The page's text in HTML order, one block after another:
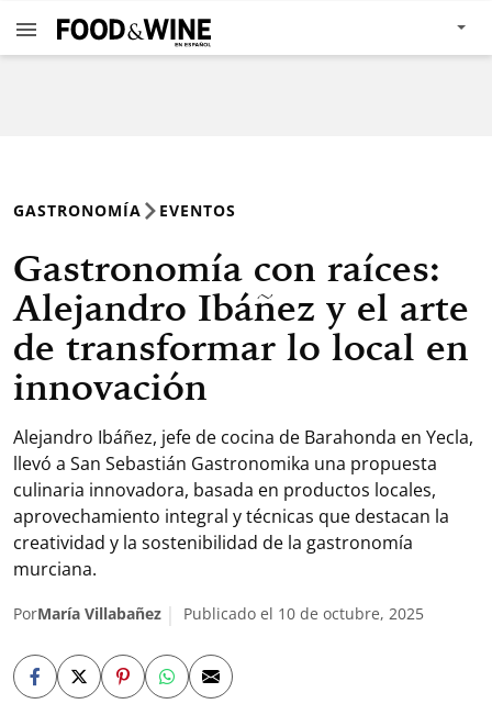
GASTRONOMÍA EVENTOS
Gastronomía con raíces:
Alejandro Ibáñez y el arte
de transformar lo local en
innovación
Alejandro Ibáñez, jefe de cocina de Barahonda en Yecla,
llevó a San Sebastián Gastronomika una propuesta
culinaria innovadora, basada en productos locales,
aprovechamiento integral y técnicas que destacan la
creatividad y la sostenibilidad de la gastronomía
murciana.
PorMaría Villabañez Publicado el 10 de octubre, 2025